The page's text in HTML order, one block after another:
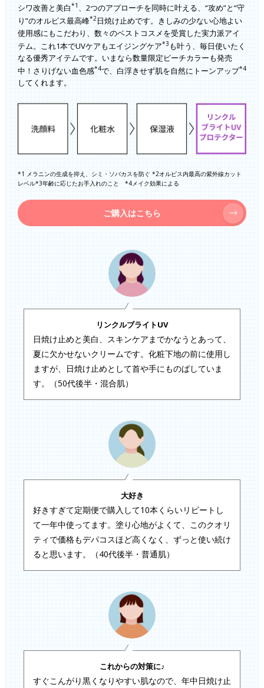
シワ改善と美白*1 、2つのアプローチを同時に叶える、“攻め”と“守
り”のオルビス最高峰*2日焼け止めです。きしみの少ない心地よい
使用感にもこだわり、数々のベストコスメを受賞した実力派アイ
テム。これ1本でUVケアもエイジングケア*3 も叶う、毎日使いたく
なる優秀アイテムです。いまなら数量限定ピーチカラーも発売
中！さりげない血色感*4で、白浮きせず肌を自然にトーンアップ*4
してくれます。
*1 メラニンの生成を抑え、シミ・ソバカスを防ぐ *2オルビス内最高の紫外線カット
レベル*3年齢に応じたお手入れのこと *4メイク効果による
ご購入はこちら
リンクルブライトUV
日焼け止めと美白、スキンケアまでかなうとあって、
夏に欠かせないクリームです。化粧下地の前に使用し
ますが、日焼け止めとして首や手にものばしていま
す。（50代後半・混合肌）
大好き
好きすぎて定期便で購入して10本くらいリピートし
て一年中使ってます。塗り心地がよくて、このクオリ
ティで価格もデパコスほど高くなく、ずっと使い続け
ると思います。（40代後半・普通肌）
これからの対策に♪
すぐこんがり黒くなりやすい肌なので、年中日焼け止